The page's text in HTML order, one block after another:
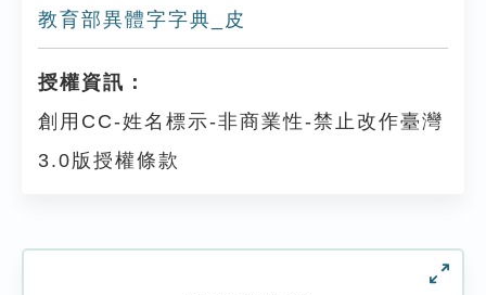
教育部異體字字典_皮
授權資訊：
創用CC-姓名標示-非商業性-禁止改作臺灣
3.0版授權條款